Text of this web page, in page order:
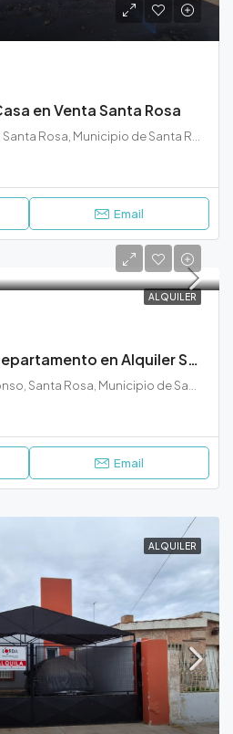
en Venta Santa Rosa
Email
ALQUILER
Camussi N°176 4 – Departamento en Alquiler Santa Rosa
Email
ALQUILER